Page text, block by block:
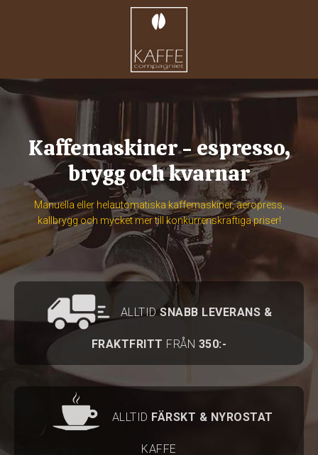
Kaffemaskiner- espresso,
brygg och kvarnar
Manuella eller helautomatiska kaffemaskiner, aeropress,
kallbrygg och mycket mer till konkurrenskraftiga priser!
ALLTIDSNABB LEVERANS &
FRAKTFRITT FRÅN 350:-
ALLTID FÄRSKT & NYROSTAT
KAFFE